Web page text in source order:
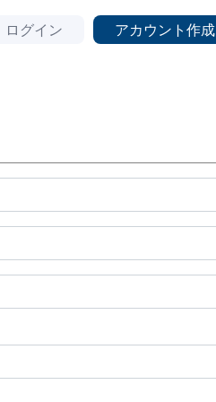
ログイン アカウント作成